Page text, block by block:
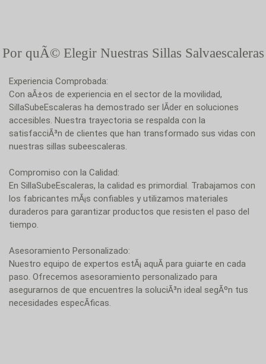
Por quÃ© Elegir Nuestras Sillas Salvaescaleras
Experiencia Comprobada:
Con aÃ±os de experiencia en el sector de la movilidad,
SillaSubeEscaleras ha demostrado ser lÃ­der en soluciones
accesibles. Nuestra trayectoria se respalda con la
satisfacciÃ³n de clientes que han transformado sus vidas con
nuestras sillas subeescaleras.
Compromiso con la Calidad:
En SillaSubeEscaleras, la calidad es primordial. Trabajamos con
los fabricantes mÃ¡s confiables y utilizamos materiales
duraderos para garantizar productos que resisten el paso del
tiempo.
Asesoramiento Personalizado:
Nuestro equipo de expertos estÃ¡ aquÃ­ para guiarte en cada
paso. Ofrecemos asesoramiento personalizado para
asegurarnos de que encuentres la soluciÃ³n ideal segÃºn tus
necesidades especÃ­ficas.